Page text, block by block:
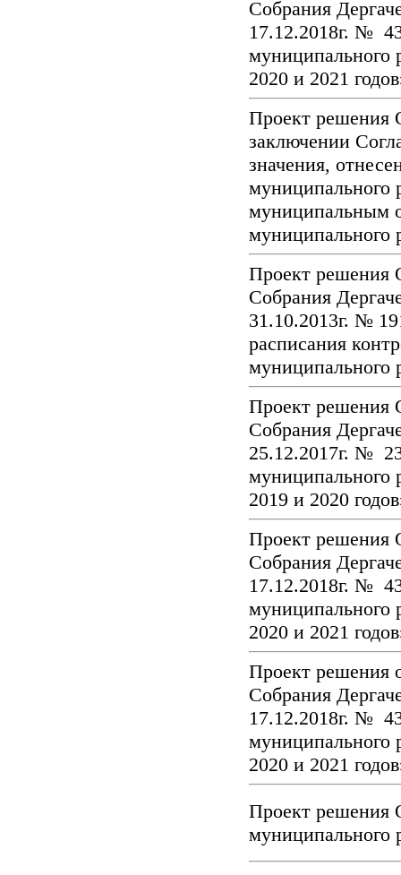
Собрания
17.12.2018г. №
муниципального
2020 и 2021
Проект решения
заключении
значения,
муниципального
муниципальным
муниципального
Проект решения
Собрания
31.10.2013г. №
расписания
муниципального
Проект решения
Собрания
25.12.2017г. №
муниципального
2019 и 2020
Проект решения
Собрания
17.12.2018г. №
муниципального
2020 и 2021
Проект решения
Собрания
17.12.2018г. №
муниципального
2020 и 2021
Проект решения
муниципального